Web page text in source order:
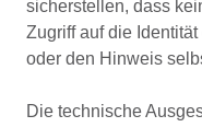
sicherstellen, dass
Zugriff auf die
oder den Hinweis
Die technische